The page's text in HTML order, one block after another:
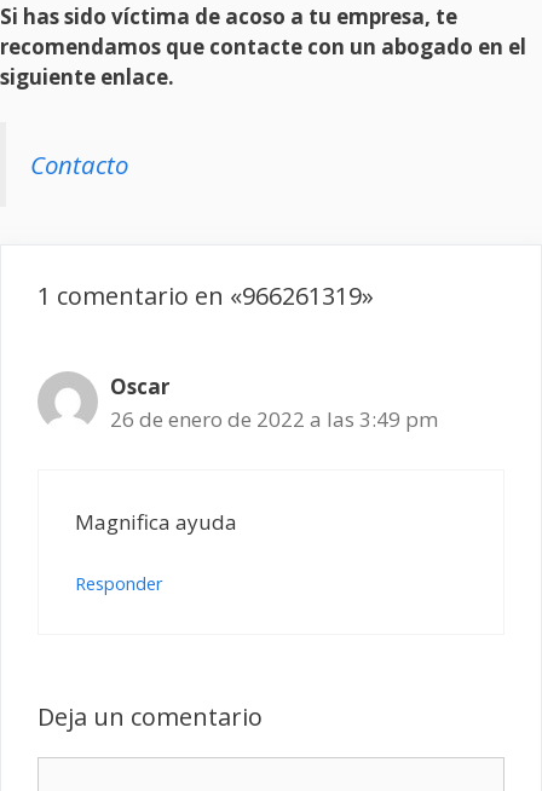
Si has sido víctima de acoso a tu empresa, te
recomendamos que contacte con un abogado en el
siguiente enlace.
Contacto
1 comentario en «966261319»
Oscar
26 de enero de 2022 a las 3:49 pm
Magnifica ayuda
Responder
Deja un comentario